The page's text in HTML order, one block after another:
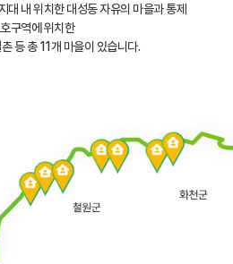
대 내 위치한 대성동 자유의 마을과 통제
구역에 위치한
등 총 11개 마을이 있습니다.